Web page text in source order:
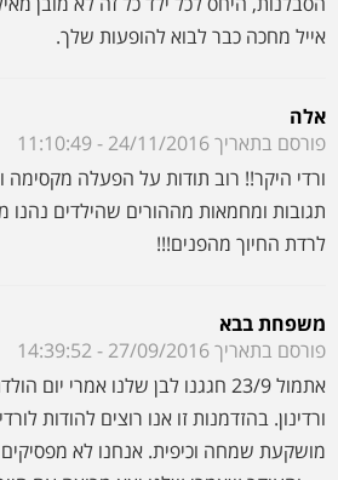
לרדת החיוך מהפנים!!!
פורסם בתאריך 27/09/2016 - 14:39:52
ורדינון. בהזדמנות זו אנו רוצים להודות
מושקעת שמחה וכיפית. אנחנו לא מפסיקים
.... והעיקר שאמרי שלנו יצא מרוצה עם
פורסם בתאריך 15/09/2016 - 16:05:06
ההפעלה הטובה ביותר שראיתי. באמת.
שלי אלא לחבר בגן והיה מהמם. הבטחתי